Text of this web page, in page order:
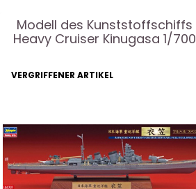
Modell des Kunststoffschiffs
Heavy Cruiser Kinugasa 1/700
VERGRIFFENER ARTIKEL